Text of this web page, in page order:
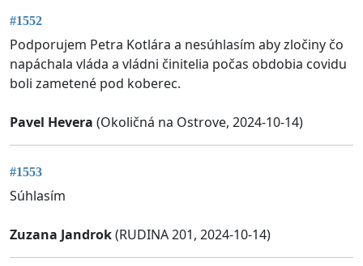
#1552
Podporujem Petra Kotlára a nesúhlasím aby zločiny čo
napáchala vláda a vládni činitelia počas obdobia covidu
boli zametené pod koberec.
Pavel Hevera (Okoličná na Ostrove, 2024-10-14)
#1553
Súhlasím
Zuzana Jandrok(RUDINA 201, 2024-10-14)